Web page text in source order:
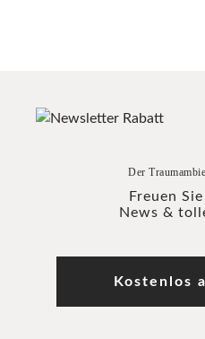
Der
Freuen
News &
Kostenlos